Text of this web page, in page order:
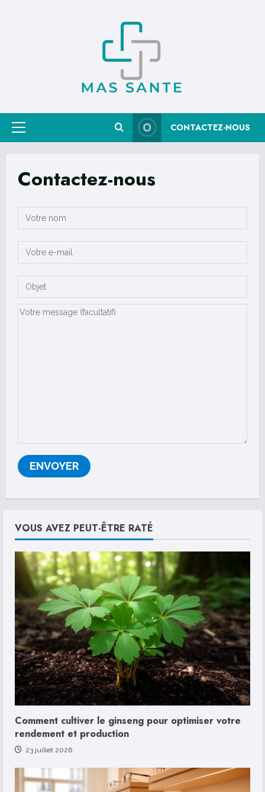
Primary
CONTACTEZ-NOUS
Contactez-nous
VOUS AVEZ PEUT-ÊTRE RATÉ
Comment cultiver le ginseng pour optimiser votre
rendement et production
23 juillet 2026